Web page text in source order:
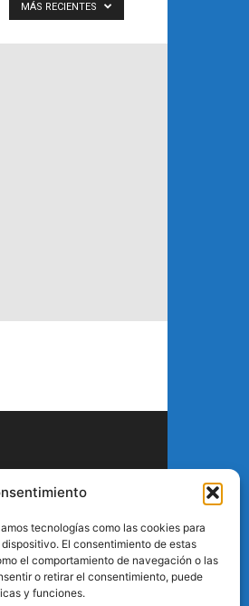
tecnologías como las cookies para
El consentimiento de estas
el comportamiento de navegación o las
o retirar el consentimiento, puede
y funciones.
MÁS RECIENTES